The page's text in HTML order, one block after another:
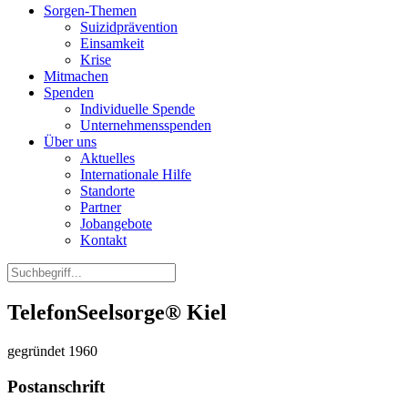
Sorgen-Themen
Suizidprävention
Einsamkeit
Krise
Mitmachen
Spenden
Individuelle Spende
Unternehmensspenden
Über uns
Aktuelles
Internationale Hilfe
Standorte
Partner
Jobangebote
Kontakt
TelefonSeelsorge® Kiel
gegründet 1960
Postanschrift